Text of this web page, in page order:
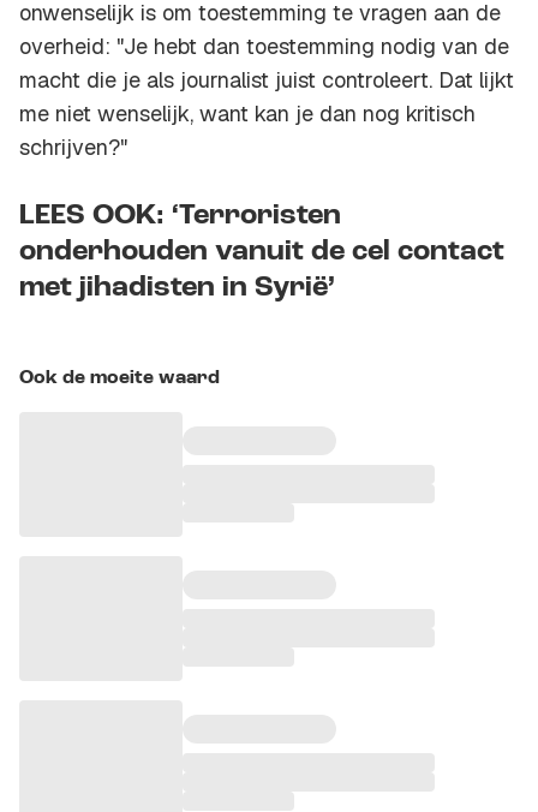
onwenselijk is om toestemming te vragen aan de
overheid: "Je hebt dan toestemming nodig van de
macht die je als journalist juist controleert. Dat lijkt
me niet wenselijk, want kan je dan nog kritisch
schrijven?"
LEES OOK: ‘Terroristen
onderhouden vanuit de cel contact
met jihadisten in Syrië’
Ook de moeite waard